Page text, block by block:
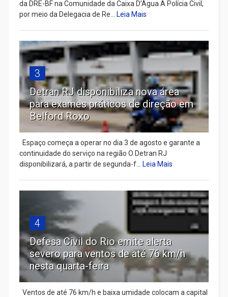
da DRE-BF na Comunidade da Caixa D’Água A Polícia Civil,
por meio da Delegacia de Re... Leia Mais
3
Detran RJ disponibiliza nova área
para exames práticos de direção em
Belford Roxo
Espaço começa a operar no dia 3 de agosto e garante a
continuidade do serviço na região O Detran RJ
disponibilizará, a partir de segunda-f... Leia Mais
4
Defesa Civil do Rio emite alerta
severo para ventos de até 76 km/h
nesta quarta-feira
Ventos de até 76 km/h e baixa umidade colocam a capital